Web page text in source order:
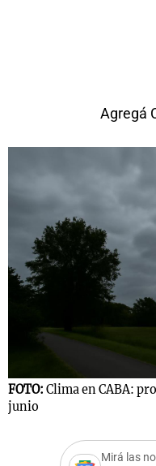
Agregá
FOTO: Clima en CABA:
junio
Mirá las